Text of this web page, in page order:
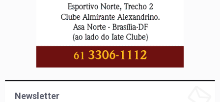
Newsletter